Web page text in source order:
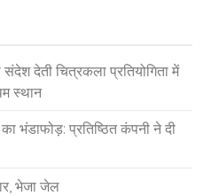
संदेश देती चित्रकला प्रतियोगिता में
स्थान
भंडाफोड़: प्रतिष्ठित कंपनी ने दी
भेजा जेल